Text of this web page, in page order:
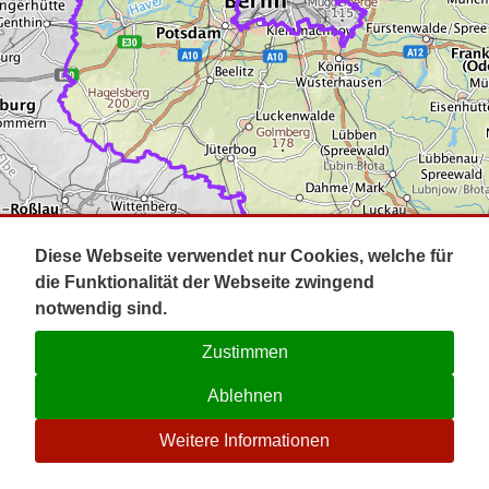
Impressum
Kontakt
☉
Diese Webseite verwendet nur Cookies, welche für
die Funktionalität der Webseite zwingend
notwendig sind.
Zustimmen
Ablehnen
Weitere Informationen